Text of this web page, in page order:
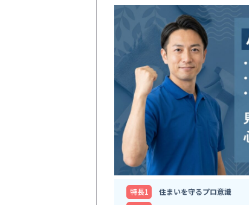
特⻑1
住まいを守るプロ意識